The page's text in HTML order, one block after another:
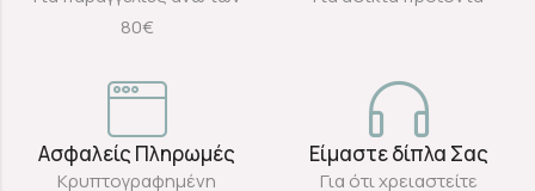
80€
Ασφαλείς Πληρωμές
Κρυπτογραφημένη
Είμαστε δίπλα Σας
Για ότι χρειαστείτε